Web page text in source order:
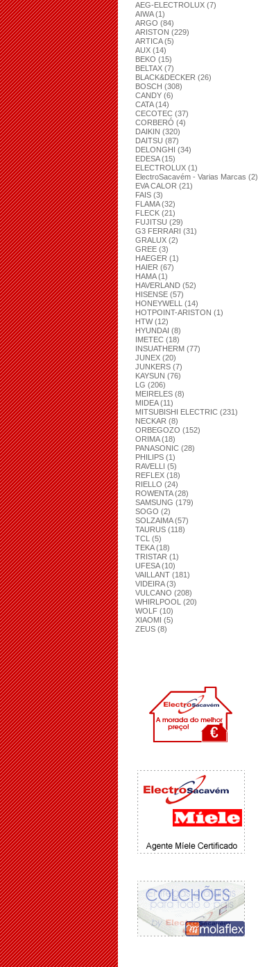
AEG-ELECTROLUX (7)
AIWA (1)
ARGO (84)
ARISTON (229)
ARTICA (5)
AUX (14)
BEKO (15)
BELTAX (7)
BLACK&DECKER (26)
BOSCH (308)
CANDY (6)
CATA (14)
CECOTEC (37)
CORBERÓ (4)
DAIKIN (320)
DAITSU (87)
DELONGHI (34)
EDESA (15)
ELECTROLUX (1)
ElectroSacavém - Varias Marcas (2)
EVA CALOR (21)
FAIS (3)
FLAMA (32)
FLECK (21)
FUJITSU (29)
G3 FERRARI (31)
GRALUX (2)
GREE (3)
HAEGER (1)
HAIER (67)
HAMA (1)
HAVERLAND (52)
HISENSE (57)
HONEYWELL (14)
HOTPOINT-ARISTON (1)
HTW (12)
HYUNDAI (8)
IMETEC (18)
INSUATHERM (77)
JUNEX (20)
JUNKERS (7)
KAYSUN (76)
LG (206)
MEIRELES (8)
MIDEA (11)
MITSUBISHI ELECTRIC (231)
NECKAR (8)
ORBEGOZO (152)
ORIMA (18)
PANASONIC (28)
PHILIPS (1)
RAVELLI (5)
REFLEX (18)
RIELLO (24)
ROWENTA (28)
SAMSUNG (179)
SOGO (2)
SOLZAIMA (57)
TAURUS (118)
TCL (5)
TEKA (18)
TRISTAR (1)
UFESA (10)
VAILLANT (181)
VIDEIRA (3)
VULCANO (208)
WHIRLPOOL (20)
WOLF (10)
XIAOMI (5)
ZEUS (8)